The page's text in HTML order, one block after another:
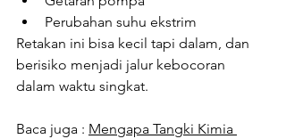
Perubahan suhu ekstrim
Retakan ini bisa kecil tapi dalam, dan
berisiko menjadi jalur kebocoran
dalam waktu singkat.
Baca juga : Mengapa Tangki Kimia